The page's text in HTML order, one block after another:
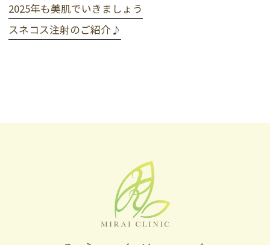
2025年も美肌でいきましょう
スネコス注射のご紹介♪